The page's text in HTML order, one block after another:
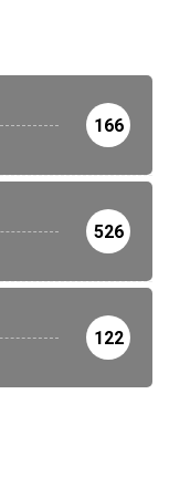
166
526
122